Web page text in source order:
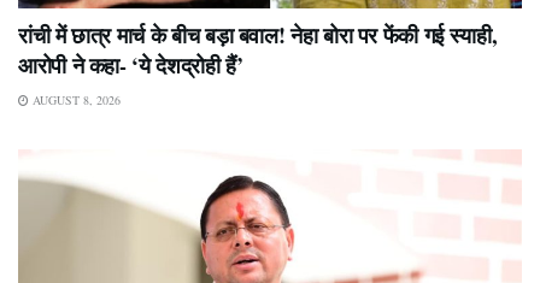
रांची में छात्र मार्च के बीच बड़ा बवाल! नेहा बोरा पर फेंकी गई स्याही,
आरोपी ने कहा- ‘ये देशद्रोही हैं’
AUGUST 8, 2026